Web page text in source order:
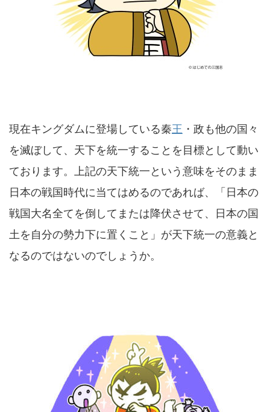
現在キングダムに登場している秦王 ・政も他の国々
を滅ぼして、天下を統一することを目標として動い
ております。上記の天下統一という意味をそのまま
日本の戦国時代に当てはめるのであれば、「日本の
戦国大名全てを倒してまたは降伏させて、日本の国
土を自分の勢力下に置くこと」が天下統一の意義と
なるのではないのでしょうか。